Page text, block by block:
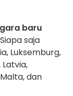
baru
saja
Luksemburg,
Latvia,
dan